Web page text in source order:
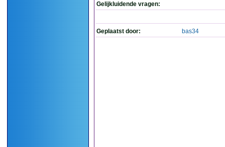
Gelijkluidende vragen:
Geplaatst door: bas34